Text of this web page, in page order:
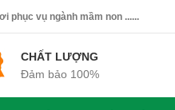
phục vụ ngành mầm non ......
CHẤT LƯỢNG
Đảm bảo 100%